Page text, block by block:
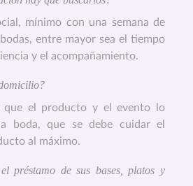
mínimo con una semana de
entre mayor sea el tiempo
y el acompañamiento.
que el producto y el evento lo
boda, que se debe cuidar el
al máximo.
préstamo de sus bases, platos y